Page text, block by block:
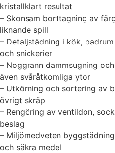
kristallklart resultat
– Skonsam borttagning av
liknande spill
– Detaljstädning i kök,
och snickerier
– Noggrann dammsugning
även svåråtkomliga ytor
– Utkörning och sortering av
övrigt skräp
– Rengöring av ventildon,
beslag
– Miljömedveten
och säkra medel